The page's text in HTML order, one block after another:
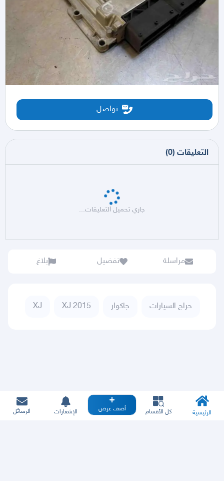
تواصل
التعليقات (
0
)
جاري تحميل التعليقات...
مراسلة تفضيل بلاغ
حراج السيارات جاكوار XJ 2015
XJ
الرئيسية كل الأقسام أضف عرض الإشعارات الرسائل